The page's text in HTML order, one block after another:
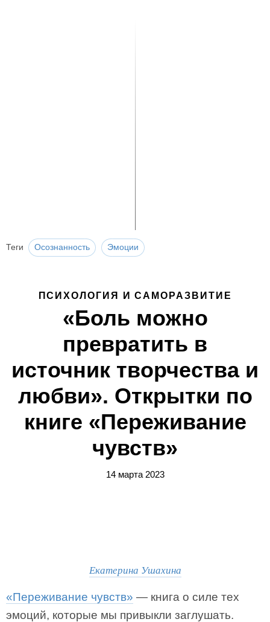
Теги Осознанность Эмоции
ПСИХОЛОГИЯ И САМОРАЗВИТИЕ
«Боль можно
превратить в
источник творчества и
любви». Открытки по
книге «Переживание
чувств»
14 марта 2023
Екатерина Ушахина
«Переживание чувств» — книга о силе тех
эмоций, которые мы привыкли заглушать.